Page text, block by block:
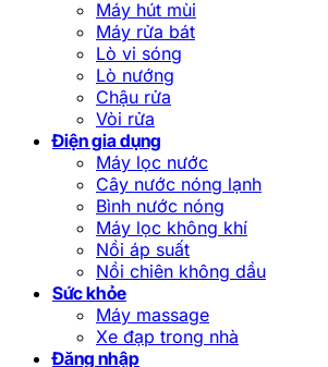
Máy hút mùi
Máy rửa bát
Lò vi sóng
Lò nướng
Chậu rửa
Vòi rửa
Điện gia dụng
Máy lọc nước
Cây nước nóng lạnh
Bình nước nóng
Máy lọc không khí
Nồi áp suất
Nồi chiên không dầu
Sức khỏe
Máy massage
Xe đạp trong nhà
Đăng nhập